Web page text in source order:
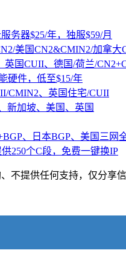
务器$25/年，独服$59/月
美国CN2&CMIN2/加拿大
英国CUII、德国/荷兰/
硬件，低至$15/年
CMIN2、英国住宅/CUII
新加坡、美国、英国
、日本BGP、美国三网
250个C段，免费一键换IP
不提供任何支持，仅分享